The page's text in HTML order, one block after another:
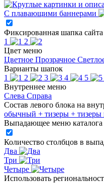
С плавающими баннерами
Фиксированная шапка сайта
1
2
Цвет меню
Цветное Прозрачное
Варианты шапок
1
2 3 4 5
Внутреннее меню
Слева Справа
Состав левого блока на
обычный + тизеры + тизеры
Выпадающее меню каталога
Количество столбцов в
Два
Три
Четыре
Использовать